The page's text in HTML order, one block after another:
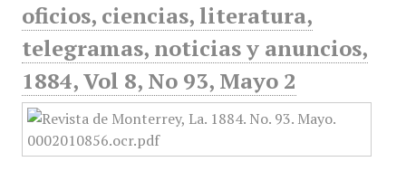
oficios, ciencias, literatura,
telegramas, noticias y anuncios,
1884, Vol 8, No 93, Mayo 2